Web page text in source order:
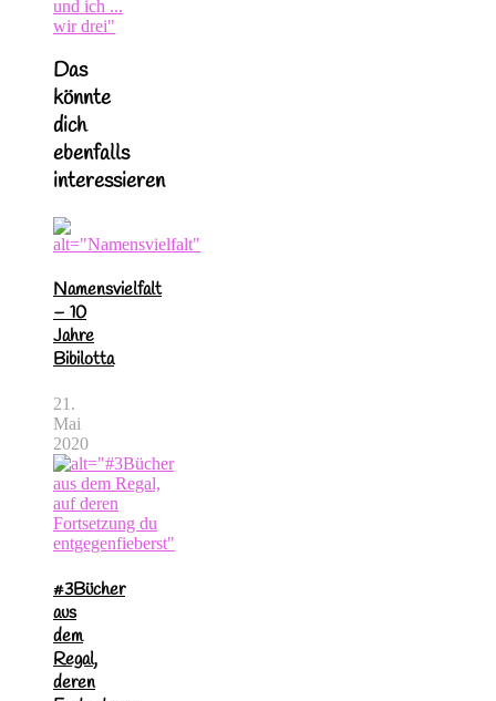
Das
könnte
dich
ebenfalls
interessieren
Namensvielfalt
– 10
Jahre
Bibilotta
21.
Mai
2020
#3Bücher
aus
dem
Regal,
deren